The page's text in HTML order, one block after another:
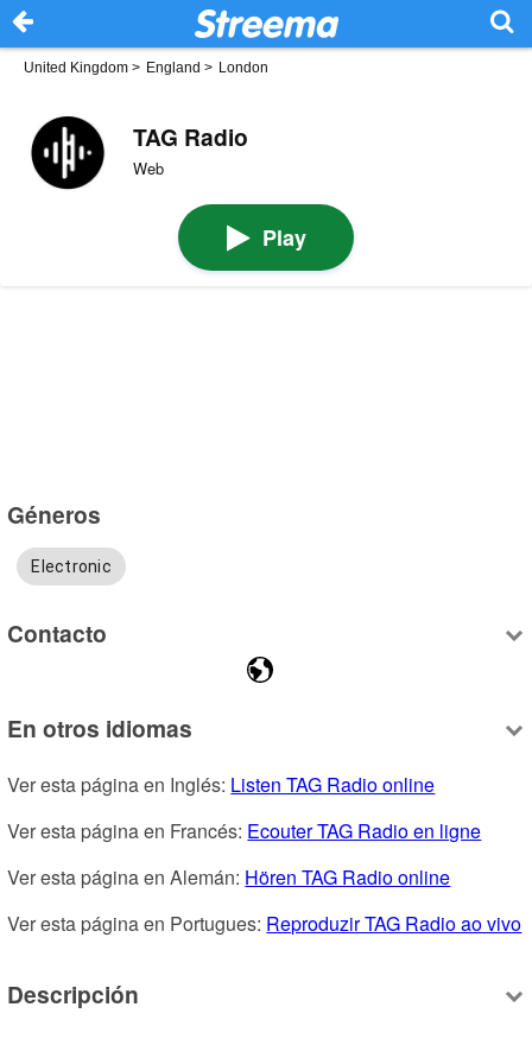
United Kingdom > England > London
TAG Radio
Web
Play
Géneros
Electronic
Contacto
En otros idiomas
Ver esta página en Inglés: Listen TAG Radio online
Ver esta página en Francés: Ecouter TAG Radio en ligne
Ver esta página en Alemán: Hören TAG Radio online
Ver esta página en Portugues: Reproduzir TAG Radio ao vivo
Descripción